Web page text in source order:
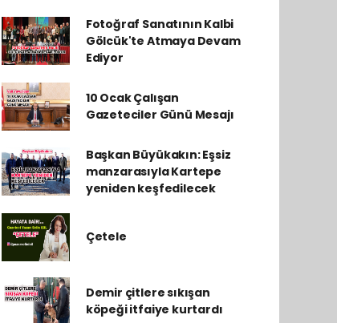
Fotoğraf Sanatının Kalbi
Gölcük'te Atmaya Devam
Ediyor
10 Ocak Çalışan
Gazeteciler Günü Mesajı
Başkan Büyükakın: Eşsiz
manzarasıyla Kartepe
yeniden keşfedilecek
Çetele
Demir çitlere sıkışan
köpeği itfaiye kurtardı